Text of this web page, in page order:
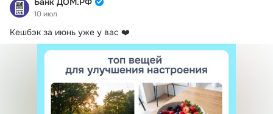
10 июл
Кешбэк за июнь уже у вас ❤️